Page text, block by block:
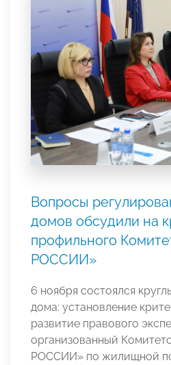
Вопросы
домов обсудили на
профильного
РОССИИ»
6 ноября состоялся
дома: установление
развитие правового
организованный
РОССИИ» по жилищной